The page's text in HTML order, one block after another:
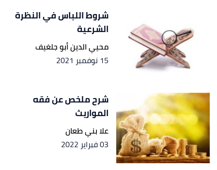
شروط اللباس في النظرة
الشرعية
محيي الدين أبو جلغيف
15 نوفمبر 2021
شرح ملخص عن فقه
المواريث
علا بني طعان
03 فبراير 2022